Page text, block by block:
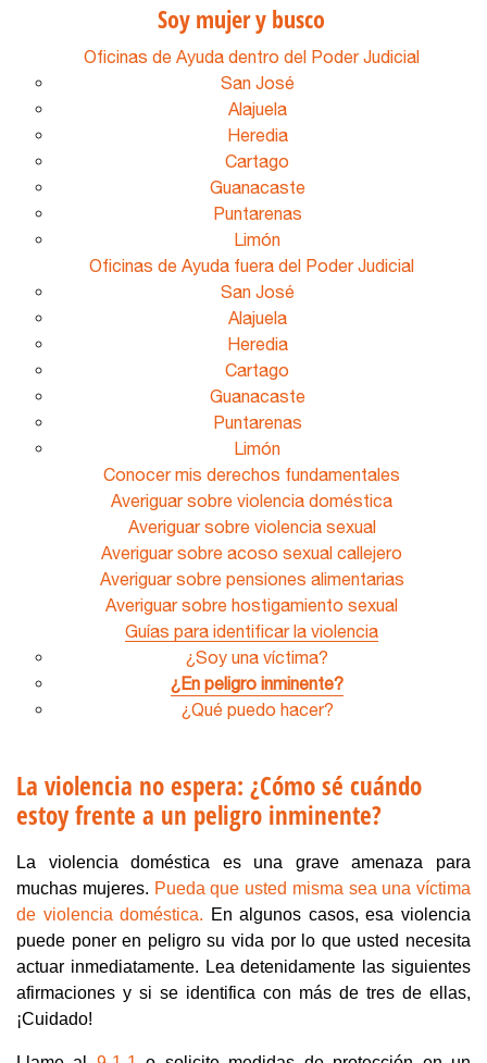
Soy mujer y busco
Oficinas de Ayuda dentro del Poder Judicial
San José
Alajuela
Heredia
Cartago
Guanacaste
Puntarenas
Limón
Oficinas de Ayuda fuera del Poder Judicial
San José
Alajuela
Heredia
Cartago
Guanacaste
Puntarenas
Limón
Conocer mis derechos fundamentales
Averiguar sobre violencia doméstica
Averiguar sobre violencia sexual
Averiguar sobre acoso sexual callejero
Averiguar sobre pensiones alimentarias
Averiguar sobre hostigamiento sexual
Guías para identificar la violencia
¿Soy una víctima?
¿En peligro inminente?
¿Qué puedo hacer?
La violencia no espera: ¿Cómo sé cuándo
estoy frente a un peligro inminente?
La violencia doméstica es una grave amenaza para
muchas mujeres. Pueda que usted misma sea una víctima
de violencia doméstica. En algunos casos, esa violencia
puede poner en peligro su vida por lo que usted necesita
actuar inmediatamente. Lea detenidamente las siguientes
afirmaciones y si se identifica con más de tres de ellas,
¡Cuidado!